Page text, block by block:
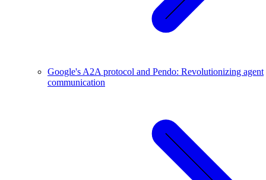
Google's A2A protocol and Pendo: Revolutionizing agent
communication